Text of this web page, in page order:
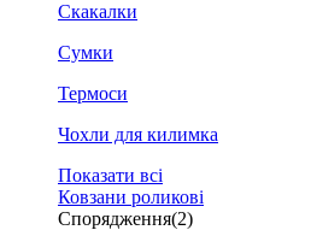
Скакалки
Сумки
Термоси
Чохли для килимка
Показати всі
Ковзани роликові
Спорядження(2)